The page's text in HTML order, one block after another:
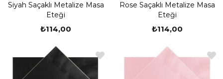
hazırlayabilirsiniz.
Bu ürünleri satın alarak, Barbie konseptini kolayca
Kişiye Özel Barbie Doğum Günü Süsleri
Ne kadar zaman geçmiş olursa olsun her dönem bir
şekilde izlenen bir yapım. 2000lerin başlarında doğmuş
Siyah Saçaklı Metalize Masa
Eteği
₺114,00
Rose Saçaklı Metalize Masa
Eteği
₺114,00